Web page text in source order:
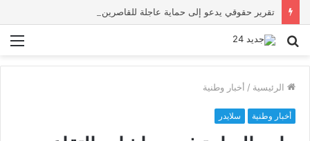
بحث
الرئيسية / أخبار وطنية
أخبار وطنية سلايدر